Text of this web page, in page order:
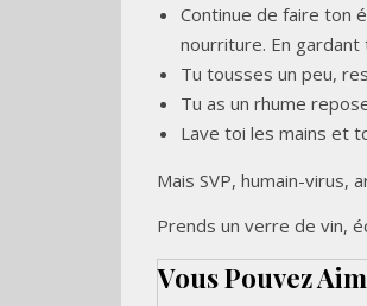
Continue de faire ton
nourriture. En gardant
Tu tousses un peu,
Tu as un rhume
Lave toi les mains et
Mais SVP, humain-
Prends un verre de vin,
Vous Pouvez